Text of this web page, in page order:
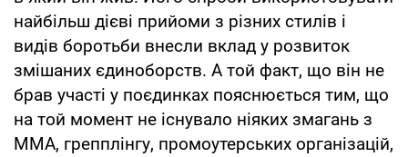
найбільш дієві прийоми з різних стилів і
видів боротьби внесли вклад у розвиток
змішаних єдиноборств. А той факт, що він не
брав участі у поєдинках пояснюється тим, що
на той момент не існувало ніяких змагань з
MMA, грепплінгу, промоутерських організацій,